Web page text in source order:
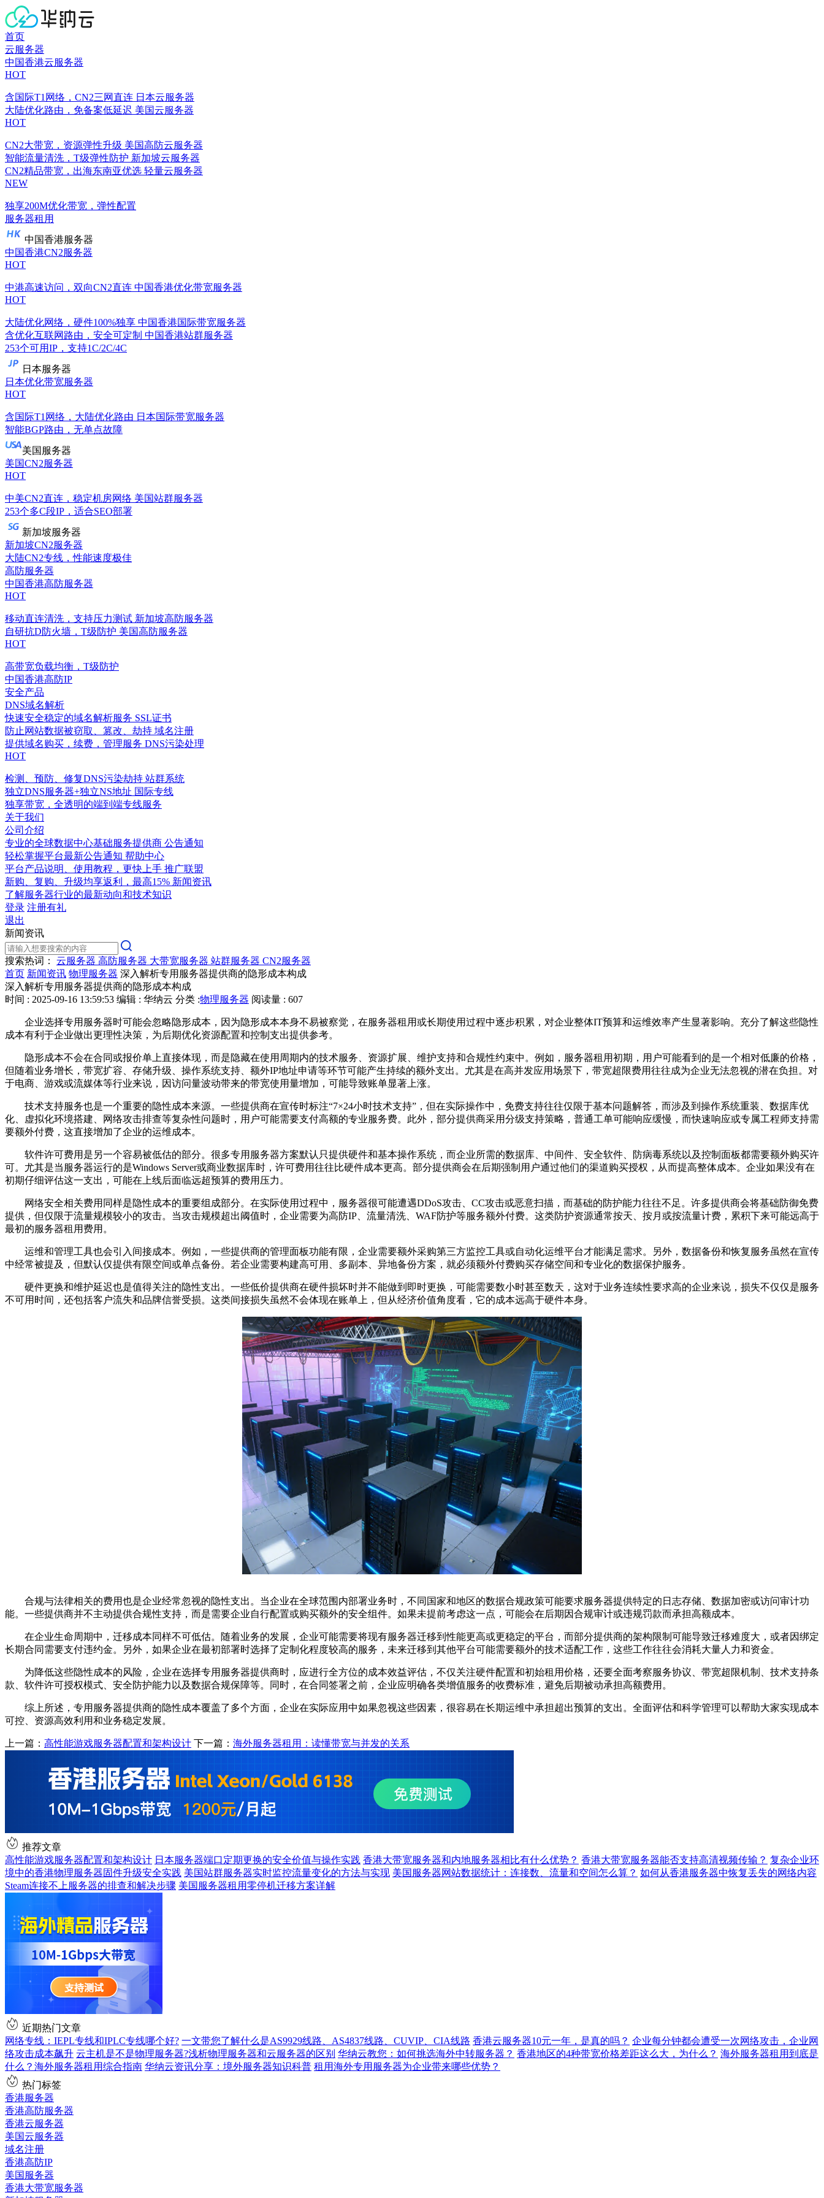
首页
云服务器
中国香港云服务器
HOT
含国际T1网络，CN2三网直连 日本云服务器
大陆优化路由，免备案低延迟 美国云服务器
HOT
CN2大带宽，资源弹性升级 美国高防云服务器
智能流量清洗，T级弹性防护 新加坡云服务器
CN2精品带宽，出海东南亚优选 轻量云服务器
NEW
独享200M优化带宽，弹性配置
服务器租用
中国香港服务器
中国香港CN2服务器
HOT
中港高速访问，双向CN2直连 中国香港优化带宽服务器
HOT
大陆优化网络，硬件100%独享 中国香港国际带宽服务器
含优化互联网路由，安全可定制 中国香港站群服务器
253个可用IP，支持1C/2C/4C
日本服务器
日本优化带宽服务器
HOT
含国际T1网络，大陆优化路由 日本国际带宽服务器
智能BGP路由，无单点故障
美国服务器
美国CN2服务器
HOT
中美CN2直连，稳定机房网络 美国站群服务器
253个多C段IP，适合SEO部署
新加坡服务器
新加坡CN2服务器
大陆CN2专线，性能速度极佳
高防服务器
中国香港高防服务器
HOT
移动直连清洗，支持压力测试 新加坡高防服务器
自研抗D防火墙，T级防护 美国高防服务器
HOT
高带宽负载均衡，T级防护
中国香港高防IP
安全产品
DNS域名解析
快速安全稳定的域名解析服务 SSL证书
防止网站数据被窃取、篡改、劫持 域名注册
提供域名购买，续费，管理服务 DNS污染处理
HOT
检测、预防、修复DNS污染劫持 站群系统
独立DNS服务器+独立NS地址 国际专线
独享带宽，全透明的端到端专线服务
关于我们
公司介绍
专业的全球数据中心基础服务提供商 公告通知
轻松掌握平台最新公告通知 帮助中心
平台产品说明、使用教程，更快上手 推广联盟
新购、复购、升级均享返利，最高15% 新闻资讯
了解服务器行业的最新动向和技术知识
登录 注册有礼
退出
新闻资讯
搜索热词： 云服务器 高防服务器 大带宽服务器 站群服务器 CN2服务器
首页 新闻资讯 物理服务器 深入解析专用服务器提供商的隐形成本构成
深入解析专用服务器提供商的隐形成本构成
时间 : 2025-09-16 13:59:53 编辑 : 华纳云 分类 :物理服务器 阅读量 : 607
企业选择专用服务器时可能会忽略隐形成本，因为隐形成本本身不易被察觉，在服务器租用或长期使用过程中逐步积累，对企业整体IT预算和运维效率产生显著影响。充分了解这些隐性
成本有利于企业做出更理性决策，为后期优化资源配置和控制支出提供参考。
隐形成本不会在合同或报价单上直接体现，而是隐藏在使用周期内的技术服务、资源扩展、维护支持和合规性约束中。例如，服务器租用初期，用户可能看到的是一个相对低廉的价格，
但随着业务增长，带宽扩容、存储升级、操作系统支持、额外IP地址申请等环节可能产生持续的额外支出。尤其是在高并发应用场景下，带宽超限费用往往成为企业无法忽视的潜在负担。对
于电商、游戏或流媒体等行业来说，因访问量波动带来的带宽使用量增加，可能导致账单显著上涨。
技术支持服务也是一个重要的隐性成本来源。一些提供商在宣传时标注“7×24小时技术支持”，但在实际操作中，免费支持往往仅限于基本问题解答，而涉及到操作系统重装、数据库优
化、虚拟化环境搭建、网络攻击排查等复杂性问题时，用户可能需要支付高额的专业服务费。此外，部分提供商采用分级支持策略，普通工单可能响应缓慢，而快速响应或专属工程师支持需
要额外付费，这直接增加了企业的运维成本。
软件许可费用是另一个容易被低估的部分。很多专用服务器方案默认只提供硬件和基本操作系统，而企业所需的数据库、中间件、安全软件、防病毒系统以及控制面板都需要额外购买许
可。尤其是当服务器运行的是Windows Server或商业数据库时，许可费用往往比硬件成本更高。部分提供商会在后期强制用户通过他们的渠道购买授权，从而提高整体成本。企业如果没有在
初期仔细评估这一支出，可能在上线后面临远超预算的费用压力。
网络安全相关费用同样是隐性成本的重要组成部分。在实际使用过程中，服务器很可能遭遇DDoS攻击、 CC攻击或恶意扫描，而基础的防护能力往往不足。许多提供商会将基础防御免费
提供，但仅限于流量规模较小的攻击。当攻击规模超出阈值时，企业需要为高防IP 、流量清洗、 WAF防护等服务额外付费。这类防护资源通常按天、按月或按流量计费，累积下来可能远高于
最初的服务器租用费用。
运维和管理工具也会引入间接成本。例如，一些提供商的管理面板功能有限，企业需要额外采购第三方监控工具或自动化运维平台才能满足需求。另外，数据备份和恢复服务虽然在宣传
中经常被提及，但默认仅提供有限空间或单点备份。若企业需要构建高可用、多副本、异地备份方案，就必须额外付费购买存储空间和专业化的数据保护服务。
硬件更换和维护延迟也是值得关注的隐性支出。一些低价提供商在硬件损坏时并不能做到即时更换，可能需要数小时甚至数天，这对于业务连续性要求高的企业来说，损失不仅仅是服务
不可用时间，还包括客户流失和品牌信誉受损。这类间接损失虽然不会体现在账单上，但从经济价值角度看，它的成本远高于硬件本身。
合规与法律相关的费用也是企业经常忽视的隐性支出。当企业在全球范围内部署业务时，不同国家和地区的数据合规政策可能要求服务器提供特定的日志存储、数据加密或访问审计功
能。一些提供商并不主动提供合规性支持，而是需要企业自行配置或购买额外的安全组件。如果未提前考虑这一点，可能会在后期因合规审计或违规罚款而承担高额成本。
在企业生命周期中，迁移成本同样不可低估。随着业务的发展，企业可能需要将现有服务器迁移到性能更高或更稳定的平台，而部分提供商的架构限制可能导致迁移难度大，或者因绑定
长期合同需要支付违约金。另外，如果企业在最初部署时选择了定制化程度较高的服务，未来迁移到其他平台可能需要额外的技术适配工作，这些工作往往会消耗大量人力和资金。
为降低这些隐性成本的风险，企业在选择专用服务器提供商时，应进行全方位的成本效益评估，不仅关注硬件配置和初始租用价格，还要全面考察服务协议、带宽超限机制、技术支持条
款、软件许可授权模式、安全防护能力以及数据合规保障等。同时，在合同签署之前，企业应明确各类增值服务的收费标准，避免后期被动承担高额费用。
综上所述，专用服务器提供商的隐性成本覆盖了多个方面，企业在实际应用中如果忽视这些因素，很容易在长期运维中承担超出预算的支出。全面评估和科学管理可以帮助大家实现成本
可控、资源高效利用和业务稳定发展。
上一篇： 高性能游戏服务器配置和架构设计 下一篇： 海外服务器租用：读懂带宽与并发的关系
推荐文章
高性能游戏服务器配置和架构设计 日本服务器端口定期更换的安全价值与操作实践 香港大带宽服务器和内地服务器相比有什么优势？ 香港大带宽服务器能否支持高清视频传输？ 复杂企业环
境中的香港物理服务器固件升级安全实践 美国站群服务器实时监控流量变化的方法与实现 美国服务器网站数据统计：连接数、流量和空间怎么算？ 如何从香港服务器中恢复丢失的网络内容
Steam连接不上服务器的排查和解决步骤 美国服务器租用零停机迁移方案详解
近期热门文章
网络专线：IEPL专线和IPLC专线哪个好? 一文带您了解什么是AS9929线路、AS4837线路、CUVIP、CIA线路 香港云服务器10元一年，是真的吗？ 企业每分钟都会遭受一次网络攻击，企业网
络攻击成本飙升 云主机是不是物理服务器?浅析物理服务器和云服务器的区别 华纳云教您：如何挑选海外中转服务器？ 香港地区的4种带宽价格差距这么大，为什么？ 海外服务器租用到底是
什么？海外服务器租用综合指南 华纳云资讯分享：境外服务器知识科普 租用海外专用服务器为企业带来哪些优势？
热门标签
香港服务器
香港高防服务器
香港云服务器
美国云服务器
域名注册
香港高防IP
美国服务器
香港大带宽服务器